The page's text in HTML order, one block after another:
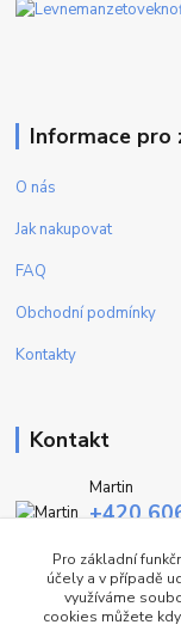
Informace pro
O nás
Jak nakupovat
FAQ
Obchodní podmínky
Kontakty
Kontakt
Martin
+420
Pro základní
účely a v případě
využíváme
cookies můžete